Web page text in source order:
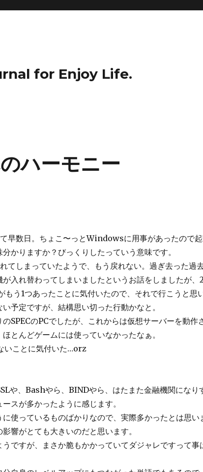
for Enjoy Life.
ハーモニー
早数日。ちょこ〜っとWindowsに用事があったので
かりますか？びっくりしたっていう意味です。
てしまっていたようで、もう戻れない。過ぎ去った過
が入れ替わってしまいましたというお話をしました
う1つあったことに気付いたので、それで行こうと思
予定ですが、結構思い切った行動かなと。
SPECのPCでしたが、これからは仮想サーバーを動作
とんどゲームには使っていなかったなぁ。
いことに気付いた…orz
や、Bashやら、BINDやら、はたまた金融機関にな
スが多かったように感じます。
使っているものばかりなので、実際多かったとは思
響がとても大きいのだと思います。
ですが、まさか脆もかかっていてダジャレですって